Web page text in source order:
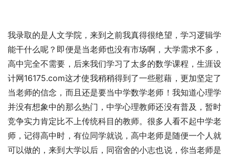
我录取的是人文学院，来到之前我真得很绝望，学习逻辑学
能干什么呢？即便是当老师也没有市场啊，大学需求不多，
高中完全不需要，后来我们学习了太多的数学课程，生涯设
计网16175.com这才使我稍稍得到了一些慰藉，更加坚定了
当老师的信念，而且还是要当中学数学老师！我知道心理学
并没有想象中的那么热门，中学心理教师还没有普及，暂时
竞争实力肯定比不上传统科目的教师。很多人看不起中学老
师，记得高中时，有位同学就说，高中老师是随便一个人就
可以做的，来到大学以后，同宿舍的小志也说，你当老师是